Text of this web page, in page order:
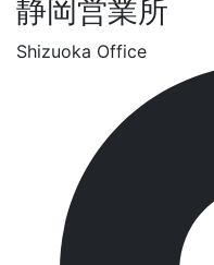
静岡営業所
Shizuoka Office